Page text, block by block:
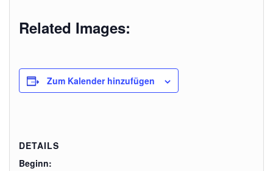
Related Images:
Zum Kalender hinzufügen
DETAILS
Beginn: